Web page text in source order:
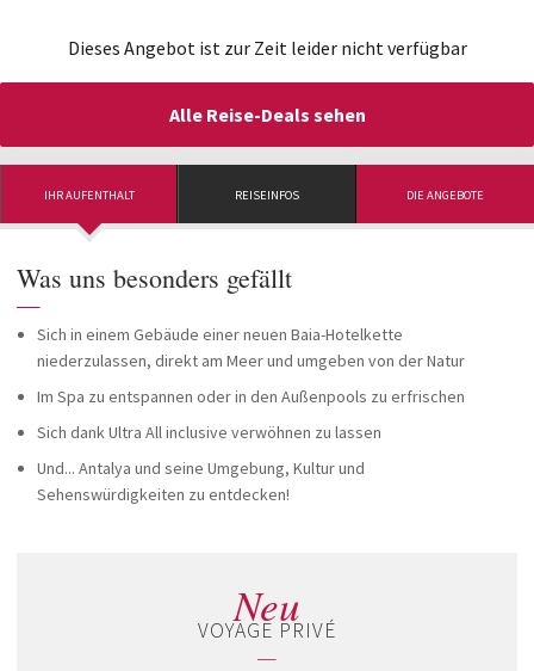
Dieses Angebot ist zur Zeit leider nicht verfügbar
Alle Reise-Deals sehen
IHR AUFENTHALT REISEINFOS DIE ANGEBOTE
Was uns besonders gefällt
—
Sich in einem Gebäude einer neuen Baia-Hotelkette
niederzulassen, direkt am Meer und umgeben von der Natur
Im Spa zu entspannen oder in den Außenpools zu erfrischen
Sich dank Ultra All inclusive verwöhnen zu lassen
Und... Antalya und seine Umgebung, Kultur und
Sehenswürdigkeiten zu entdecken!
Neu
VOYAGE PRIVÉ
—